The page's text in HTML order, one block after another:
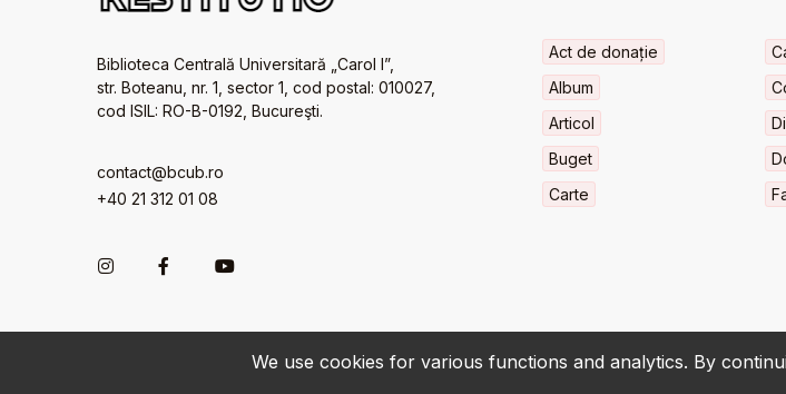
We use cookies for various functions and analytics. By
Biblioteca Centrală Universitară „Carol I”,
str. Boteanu, nr. 1, sector 1, cod postal: 010027,
cod ISIL: RO-B-0192, Bucureşti.
contact@bcub.ro
+40 21 312 01 08
Act de donație
Album
Articol
Buget
Carte